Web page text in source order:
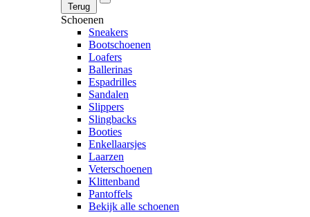
Terug
Schoenen
Sneakers
Bootschoenen
Loafers
Ballerinas
Espadrilles
Sandalen
Slippers
Slingbacks
Booties
Enkellaarsjes
Laarzen
Veterschoenen
Klittenband
Pantoffels
Bekijk alle schoenen